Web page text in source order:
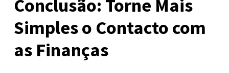
Conclusão: Torne Mais
Simples o Contacto com
as Finanças